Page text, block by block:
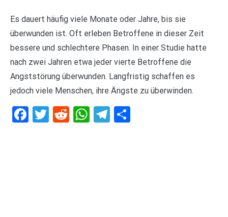
Es dauert häufig viele Monate oder Jahre, bis sie
überwunden ist. Oft erleben Betroffene in dieser Zeit
bessere und schlechtere Phasen. In einer Studie hatte
nach zwei Jahren etwa jeder vierte Betroffene die
Angststörung überwunden. Langfristig schaffen es
jedoch viele Menschen, ihre Ängste zu überwinden.
Facebook
Twitter
RedditWhatsApp
Telegram